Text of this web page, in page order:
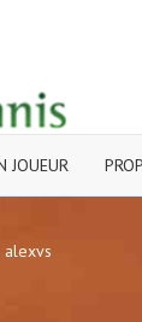
JOUEUR
alexvs